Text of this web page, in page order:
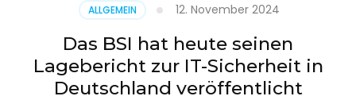
aus
CSV
erstellen
ALLGEMEIN 12. November 2024
Das BSI hat heute seinen
Lagebericht zur IT-Sicherheit in
Deutschland veröffentlicht